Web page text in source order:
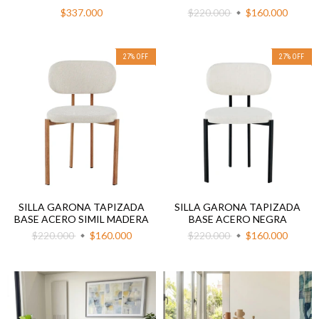
$337.000
$220.000
$160.000
27% OFF
SILLA GARONA TAPIZADA
BASE ACERO SIMIL MADERA
$220.000
$160.000
27% OFF
SILLA GARONA TAPIZADA
BASE ACERO NEGRA
$220.000
$160.000